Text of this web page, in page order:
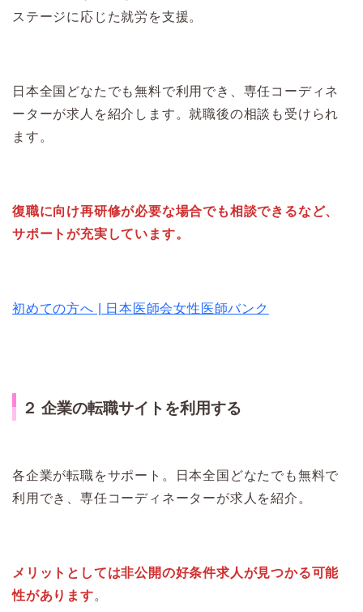
ステージに応じた就労を支援。
日本全国どなたでも無料で利用でき、専任コーディネ
ーターが求人を紹介します。就職後の相談も受けられ
ます。
復職に向け再研修が必要な場合でも相談できるなど、
サポートが充実 しています。
初めての方へ | 日本医師会女性医師バンク
２ 企業の転職サイトを利用する
各企業が転職をサポート。日本全国どなたでも無料で
利用でき、専任コーディネーターが求人を紹介。
メリットとしては非公開の好条件求人が見つかる可能
性があります。